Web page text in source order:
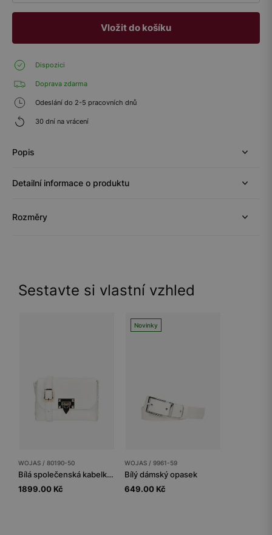
Vložit do košíku
Dispozici
Doprava zdarma
Odeslání do 2-5 pracovních dnů
30 dní na vrácení
Popis
Detailní informace o produktu
Rozměry
Sestavte si vlastní vzhled
WOJAS / 80190-50
Bílá společenská kabelka z pravé kůže
1899.00 Kč
Novinky
WOJAS / 9961-59
Bílý dámský opasek
649.00 Kč